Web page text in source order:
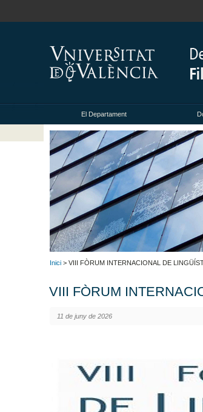
El Departament
Inici > VIII FÒRUM INTERNACIONAL DE
VIII FÒRUM
11 de juny de 2026